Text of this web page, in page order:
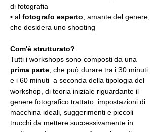
di fotografia
▪️ al fotografo esperto , amante del genere,
che desidera uno shooting
Com'è strutturato?
Tutti i workshops sono composti da una
prima parte , che può durare tra i 30 minuti
e i 60 minuti  a seconda della tipologia del
workshop, di teoria iniziale riguardante il
genere fotografico trattato: impostazioni di
macchina ideali, suggerimenti e piccoli
trucchi da mettere successivamente in